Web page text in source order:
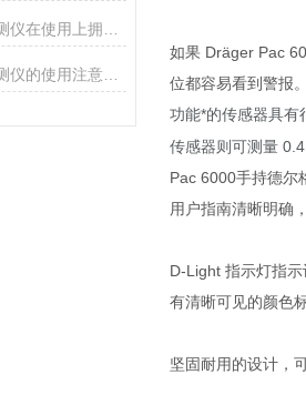
如果 Dräger Pac
位都容易看到警报
功能*的传感器具
传感器则可测量
Pac 6000手持德尔
用户指南清晰明确
​D-Light 指示灯指
有清晰可见的颜色
坚固耐用的设计，